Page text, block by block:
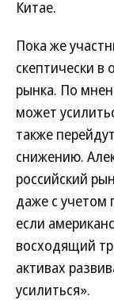
Китае.
Пока же
скептически
рынка. По
может
также
снижению.
российский
даже с учетом
если
восходящий
активах
усилиться».